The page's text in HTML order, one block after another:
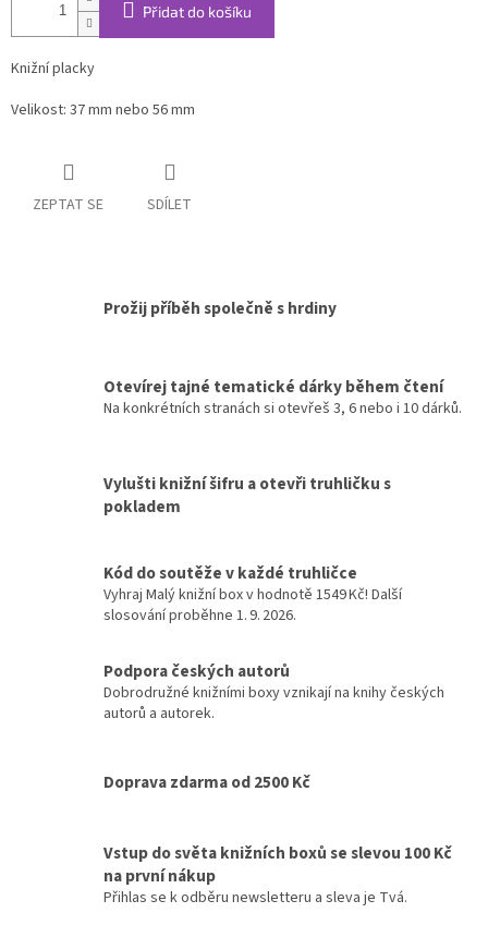
Přidat do košíku
Knižní placky
Velikost: 37 mm nebo 56 mm
ZEPTAT SE SDÍLET
Prožij příběh společně s hrdiny
Otevírej tajné tematické dárky během čtení
Na konkrétních stranách si otevřeš 3, 6 nebo i 10 dárků.
Vylušti knižní šifru a otevři truhličku s
pokladem
Kód do soutěže v každé truhličce
Vyhraj Malý knižní box v hodnotě 1549 Kč! Další
slosování proběhne 1. 9. 2026.
Podpora českých autorů
Dobrodružné knižními boxy vznikají na knihy českých
autorů a autorek.
Doprava zdarma od 2500 Kč
Vstup do světa knižních boxů se slevou 100 Kč
na první nákup
Přihlas se k odběru newsletteru a sleva je Tvá.